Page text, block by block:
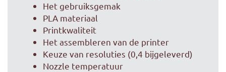
Het gebruiksgemak
PLA materiaal
Printkwaliteit
Het assembleren van de printer
Keuze van resoluties (0,4 bijgeleverd)
Nozzle temperatuur